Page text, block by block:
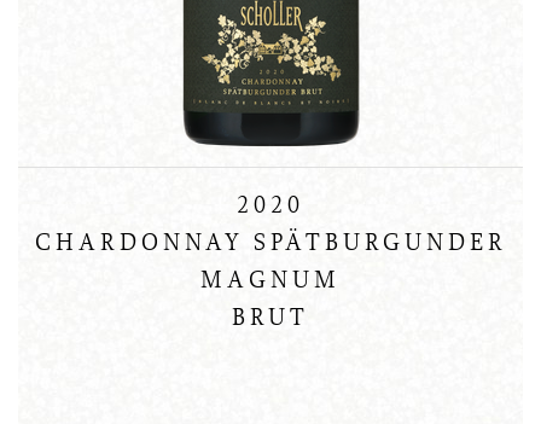
2020
CHARDONNAY SPÄTBURGUNDER
MAGNUM
BRUT